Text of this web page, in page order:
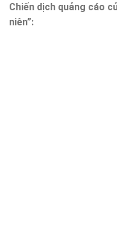
Chiến dịch quảng cáo
niên”: